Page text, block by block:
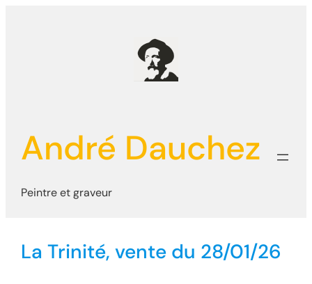
André Dauchez
Peintre et graveur
La Trinité, vente du 28/01/26